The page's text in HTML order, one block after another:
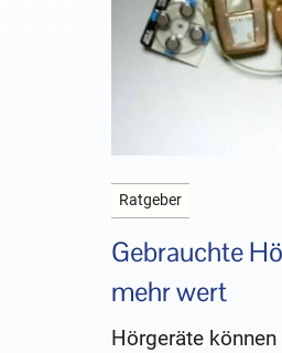
Ratgeber
Gebrauchte
mehr wert
Hörgeräte